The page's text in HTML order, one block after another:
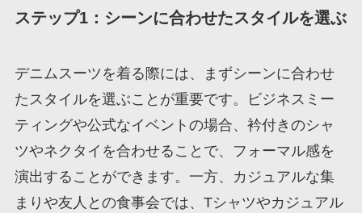
ステップ1：シーンに合わせたスタイルを選ぶ
デニムスーツを着る際には、まずシーンに合わせ
たスタイルを選ぶことが重要です。ビジネスミー
ティングや公式なイベントの場合、衿付きのシャ
ツやネクタイを合わせることで、フォーマル感を
演出することができます。一方、カジュアルな集
まりや友人との食事会では、Tシャツやカジュアル